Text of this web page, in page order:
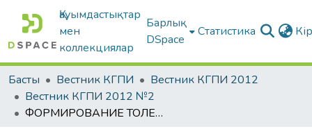
Қауымдастықтар
мен
коллекциялар
Барлық
DSpace
Статистика
Басты Вестник КГПИ
Вестник КГПИ 2012
Вестник КГПИ 2012 №2
ФОРМИРОВАНИЕ ТОЛЕРАНТНОСТИ В УСЛОВИЯХ ОБРАЗОВАТЕЛЬНОГО ПРОСТРАНСТВА ВУЗА